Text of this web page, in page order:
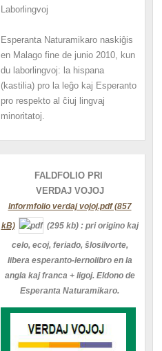
Laborlingvoj
Esperanta Naturamikaro naskiĝis
en Malago fine de junio 2010, kun
du laborlingvoj: la hispana
(kastilia) pro la leĝo kaj Esperanto
pro respekto al ĉiuj lingvaj
minoritatoj.
FALDFOLIO PRI
VERDAJ VOJOJ
Informfolio verdaj vojoj.pdf (857
kB)
(295 kb) : pri origino kaj
celo, ecoj, feriado, ŝlosilvorte,
libera esperanto-lernolibro en la
angla kaj franca + ligoj. Eldono de
Esperanta Naturamikaro.